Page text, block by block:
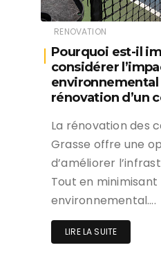
RENOVATION
Pourquoi est-il
considérer
environnemental
rénovation d’un
La rénovation des
Grasse offre une
d’améliorer
Tout en minimisant
environnemental….
LIRE LA SUITE